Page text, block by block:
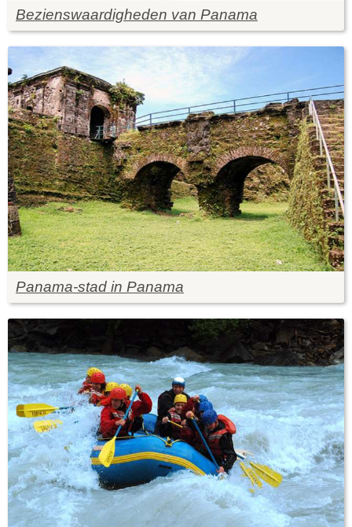
Bezienswaardigheden van Panama
Panama-stad in Panama